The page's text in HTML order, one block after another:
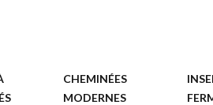
CHEMINÉES
MODERNES